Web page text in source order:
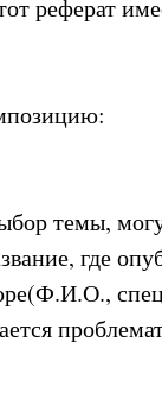
реферат
темы,
где